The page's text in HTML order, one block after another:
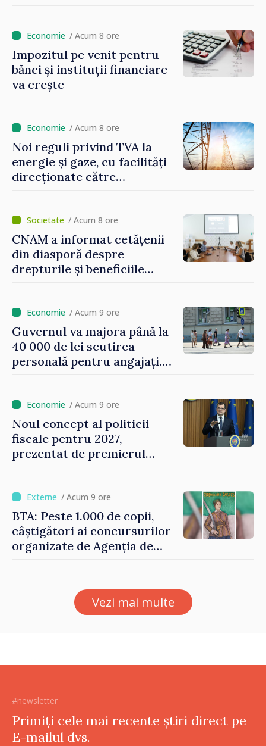
taxare mai echitabilă
/ Acum 8 ore
Impozitul pe venit pentru
bănci și instituții financiare
va crește
/ Acum 8 ore
Noi reguli privind TVA la
energie și gaze, cu facilități
direcționate către
/ Acum 8 ore
CNAM a informat cetățenii
din diasporă despre
drepturile și beneficiile
/ Acum 9 ore
Guvernul va majora până la
40 000 de lei scutirea
personală pentru angajați.
oamenilor”/ Acum 9 ore
Noul concept al politicii
fiscale pentru 2027,
prezentat de premierul
investițiile, taxăm viciile și
echilibrăm taxarea
consumului”
/ Acum 9 ore
BTA: Peste 1.000 de copii,
câștigători ai concursurilor
organizate de Agenția de
Vezi mai multe
#newsletter
Primiți cele mai recente știri direct pe
E-mailul dvs.